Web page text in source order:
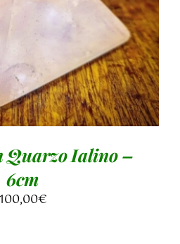
Quarzo Ialino –
6cm
100,00€